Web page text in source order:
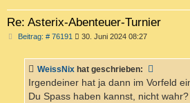
Re: Asterix-Abenteuer-Turnier
Beitrag: # 76191 B
r
a
30. Juni 2024 08:27
WeissNix hat geschrieben:
Irgendeiner hat ja dann im Vorfeld
Du Spass haben kannst, nicht wahr?